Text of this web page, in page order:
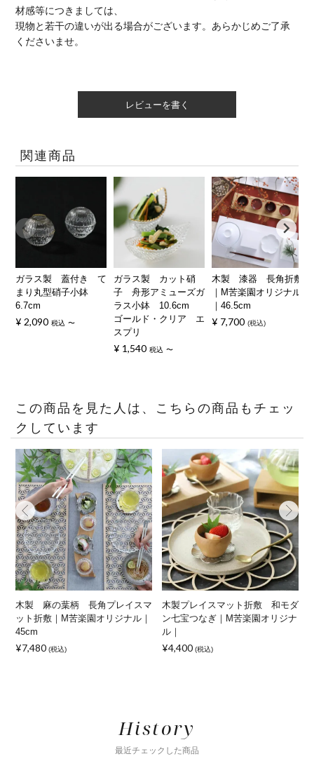
材感等につきましては、
現物と若干の違いが出る場合がございます。あらかじめご了承
くださいませ。
レビューを書く
関連商品
ガラス製 蓋付き て
まり丸型硝子小鉢
6.7cm
¥ 2,090 税込 〜
ガラス製 カット硝
子 舟形アミューズガ
ラス小鉢 10.6cm
ゴールド・クリア エ
スプリ
¥ 1,540 税込 〜
木製 漆器 長角折敷
｜M苦楽園オリジナル
｜46.5cm
¥ 7,700 税込
この商品を見た人は、こちらの商品もチェッ
クしています
木製 麻の葉柄 長角プレイスマ
ット折敷｜M苦楽園オリジナル｜
45cm
¥7,480 (税込)
木製プレイスマット折敷 和モダ
ン七宝つなぎ｜M苦楽園オリジナ
ル｜
¥4,400 (税込)
History
最近チェックした商品